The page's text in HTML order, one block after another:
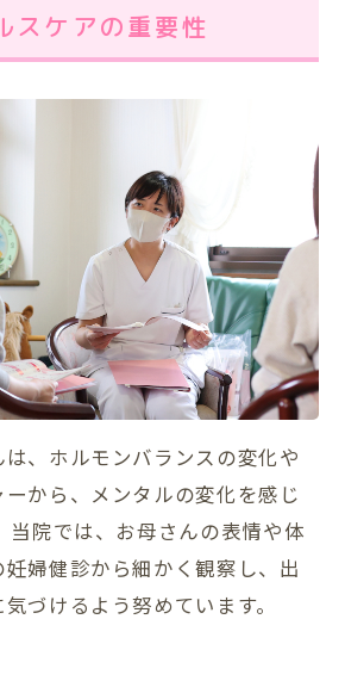
スケアの重要性
、ホルモンバランスの変化や
から、メンタルの変化を感じ
当院では、お母さんの表情や体
婦健診から細かく観察し、出
づけるよう努めています。